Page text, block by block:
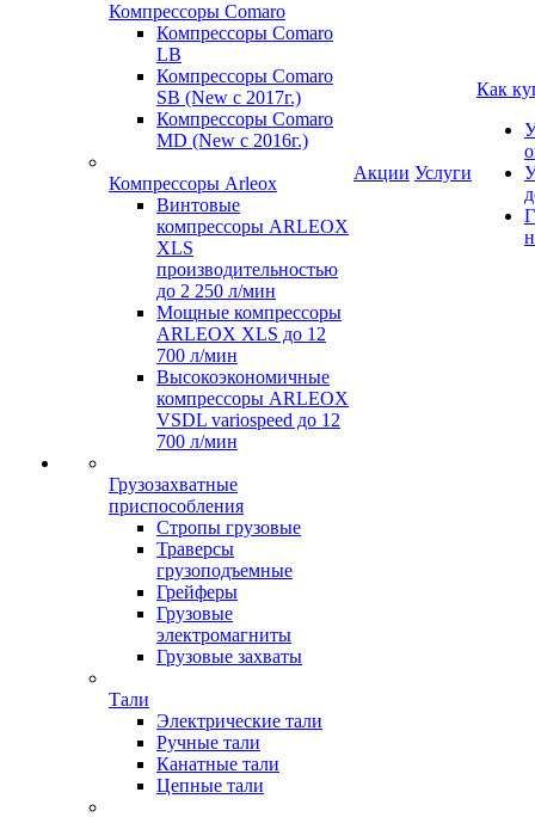
Компрессоры Comaro
Компрессоры Comaro
LB
Компрессоры Comaro
SB (New с 2017г.)
Компрессоры Comaro
MD (New с 2016г.)
Компрессоры Arleox
Винтовые
компрессоры ARLEOX
XLS
производительностью
до 2 250 л/мин
Мощные компрессоры
ARLEOX XLS до 12
700 л/мин
Высокоэкономичные
компрессоры ARLEOX
VSDL variospeed до 12
700 л/мин
Грузозахватные
приспособления
Стропы грузовые
Траверсы
грузоподъемные
Грейферы
Грузовые
электромагниты
Грузовые захваты
Тали
Электрические тали
Ручные тали
Канатные тали
Цепные тали
Акции Услуги
Как